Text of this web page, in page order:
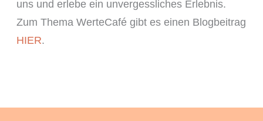
uns und erlebe ein unvergessliches Erlebnis.
Zum Thema WerteCafé gibt es einen Blogbeitrag
HIER.